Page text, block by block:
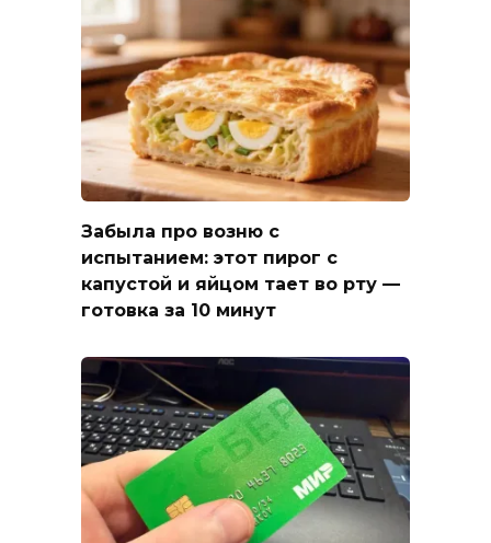
Забыла про возню с
испытанием: этот пирог с
капустой и яйцом тает во рту —
готовка за 10 минут